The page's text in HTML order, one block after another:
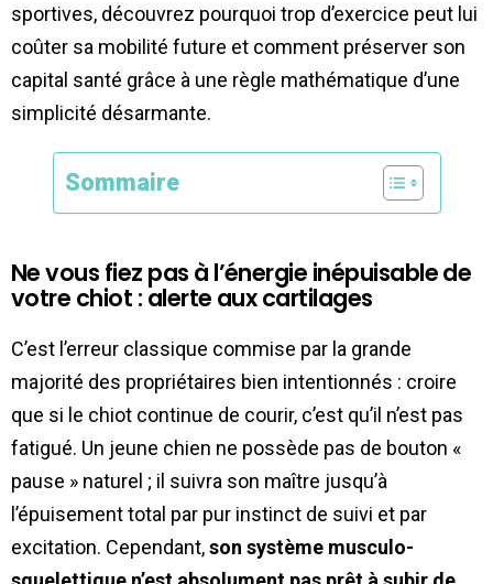
sportives, découvrez pourquoi trop d’exercice peut lui
coûter sa mobilité future et comment préserver son
capital santé grâce à une règle mathématique d’une
simplicité désarmante.
Sommaire
Ne vous fiez pas à l’énergie inépuisable de
votre chiot : alerte aux cartilages
C’est l’erreur classique commise par la grande
majorité des propriétaires bien intentionnés : croire
que si le chiot continue de courir, c’est qu’il n’est pas
fatigué. Un jeune chien ne possède pas de bouton «
pause » naturel ; il suivra son maître jusqu’à
l’épuisement total par pur instinct de suivi et par
excitation. Cependant,son système musculo-